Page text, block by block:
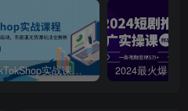
TikTokShop实战课程，手把手教你低成本启动，东南亚无货源玩法全解析